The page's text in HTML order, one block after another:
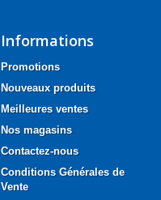
Informations
Promotions
Nouveaux produits
Meilleures ventes
Nos magasins
Contactez-nous
Conditions Générales de
Vente